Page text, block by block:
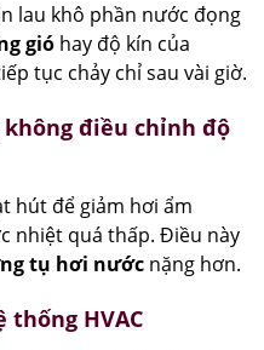
lau khô phần nước đọng
gió hay độ kín của
tục chảy chỉ sau vài giờ.
điều chỉnh độ
hút để giảm hơi ẩm
nhiệt quá thấp. Điều này
tụ hơi nước nặng hơn.
HVAC